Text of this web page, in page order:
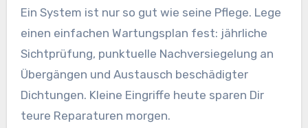
Ein System ist nur so gut wie seine Pflege. Lege
einen einfachen Wartungsplan fest: jährliche
Sichtprüfung, punktuelle Nachversiegelung an
Übergängen und Austausch beschädigter
Dichtungen. Kleine Eingriffe heute sparen Dir
teure Reparaturen morgen.